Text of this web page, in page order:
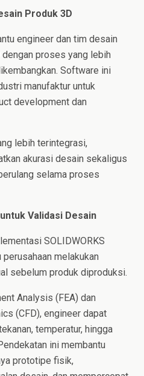
Produk 3D
engineer dan tim desain
proses yang lebih
Software ini
manufaktur untuk
development dan
lebih terintegrasi,
akurasi desain sekaligus
selama proses
Validasi Desain
SOLIDWORKS
melakukan
sebelum produk diproduksi.
Analysis (FEA) dan
(CFD), engineer dapat
temperatur, hingga
ini membantu
prototipe fisik,